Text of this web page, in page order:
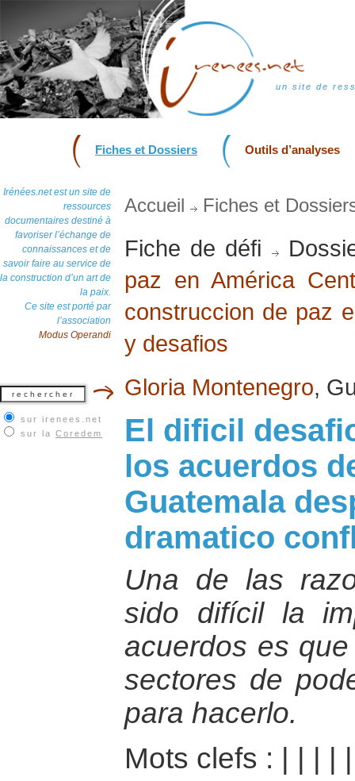
un site de
Fiches et Dossiers Outils d’analyses
Irénées.net est un site de
ressources
documentaires destiné à
favoriser l’échange de
connaissances et de
savoir faire au service de
la construction d’un art de
la paix.
Ce site est porté par
l’association
Modus Operandi
sur irenees.net
sur la Coredem
Accueil Fiches et
Fiche de défi
paz en América
construccion de paz
y desafios
Gloria Montenegro,
El dificil
los acuerdos
Guatemala
dramatico
Una de las
sido difícil la
acuerdos es
sectores de
para hacerlo.
Mots clefs :